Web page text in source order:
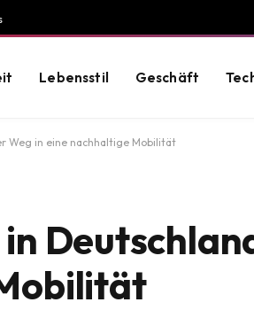
Lebensstil Geschäft
Weg in eine nachhaltige Mobilität